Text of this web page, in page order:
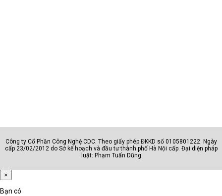
Công ty Cổ Phần Công Nghệ CDC. Theo giấy phép ĐKKD số 0105801222. Ngày
cấp 23/02/2012 do Sở kế hoạch và đầu tư thành phố Hà Nội cấp. Đại diện pháp
luật: Phạm Tuấn Dũng
×
Bạn có